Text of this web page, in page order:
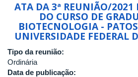
ATA DA 3ª REUNIÃO/2021
DO CURSO DE
BIOTECNOLOGIA -
UNIVERSIDADE FEDERAL
Tipo da reunião:
Ordinária
Data de publicação: